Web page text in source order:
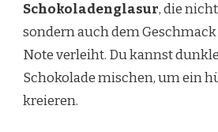
Schokoladenglasur, die
sondern auch dem
Note verleiht. Du kannst
Schokolade mischen, um ein
kreieren.